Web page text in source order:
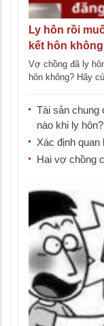
Ly hôn rồi
kết hôn
Vợ chồng đã ly
hôn không? Hãy
Tài sản chung
nào khi ly hôn?
Xác định quan
Hai vợ chồng